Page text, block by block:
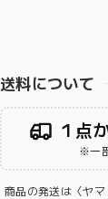
送料について
１点
※一
商品の発送は〈ヤ